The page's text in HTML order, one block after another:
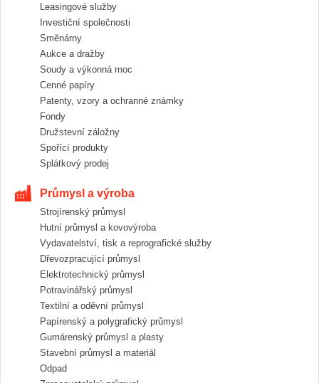
Leasingové služby
Investiční společnosti
Směnárny
Aukce a dražby
Soudy a výkonná moc
Cenné papíry
Patenty, vzory a ochranné známky
Fondy
Družstevní záložny
Spořící produkty
Splátkový prodej
Průmysl a výroba
Strojírenský průmysl
Hutní průmysl a kovovýroba
Vydavatelství, tisk a reprografické služby
Dřevozpracující průmysl
Elektrotechnický průmysl
Potravinářský průmysl
Textilní a oděvní průmysl
Papírenský a polygrafický průmysl
Gumárenský průmysl a plasty
Stavební průmysl a materiál
Odpad